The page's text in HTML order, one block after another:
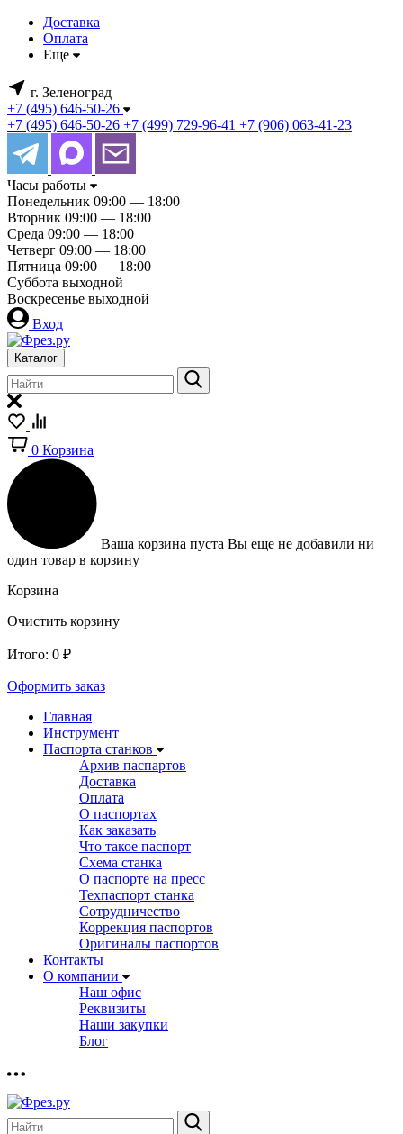
Доставка
Оплата
Еще
г. Зеленоград
+7 (495) 646-50-26
+7 (495) 646-50-26 +7 (499) 729-96-41 +7 (906) 063-41-23
Часы работы
Понедельник 09:00 — 18:00
Вторник 09:00 — 18:00
Среда 09:00 — 18:00
Четверг 09:00 — 18:00
Пятница 09:00 — 18:00
Суббота выходной
Воскресенье выходной
Вход
Каталог
0 Корзина
Ваша корзина пуста Вы еще не добавили ни
один товар в корзину
Корзина
Очистить корзину
Итого: 0 ₽
Оформить заказ
Главная
Инструмент
Паспорта станков
Архив паспартов
Доставка
Оплата
О паспортах
Как заказать
Что такое паспорт
Схема станка
О паспорте на пресс
Техпаспорт станка
Сотрудничество
Коррекция паспортов
Оригиналы паспортов
Контакты
О компании
Наш офис
Реквизиты
Наши закупки
Блог